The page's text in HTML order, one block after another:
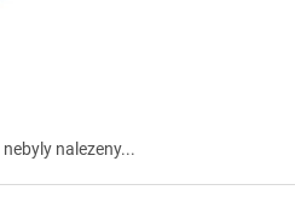
nebyly nalezeny...